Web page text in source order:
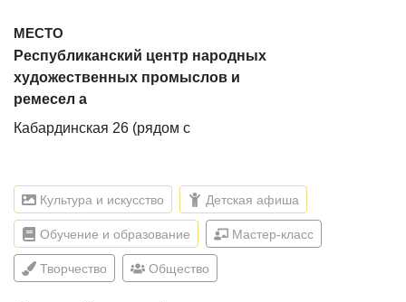
МЕСТО
Республиканский центр народных
художественных промыслов и
ремесел а
Кабардинская 26 (рядом с
Культура и искусство Детская афиша
Обучение и образование Мастер-класс
Творчество Общество